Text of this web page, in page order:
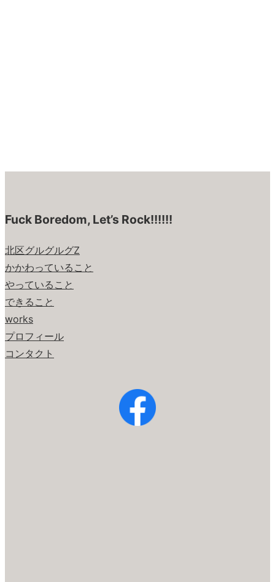
Fuck Boredom, Let’s Rock!!!!!!
北区グルグルグZ
かかわっていること
やっていること
できること
works
プロフィール
コンタクト